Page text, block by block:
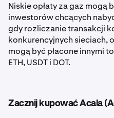
Niskie opłaty za gaz mogą
inwestorów chcących
gdy rozliczanie transakcji
konkurencyjnych sieciach,
mogą być płacone innymi
ETH, USDT i DOT.
Zacznij kupować Acala